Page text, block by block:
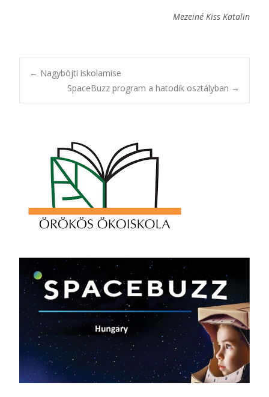
Mezeiné Kiss Katalin
Post
← Nagyböjti iskolamise
SpaceBuzz program a hatodik osztályban →